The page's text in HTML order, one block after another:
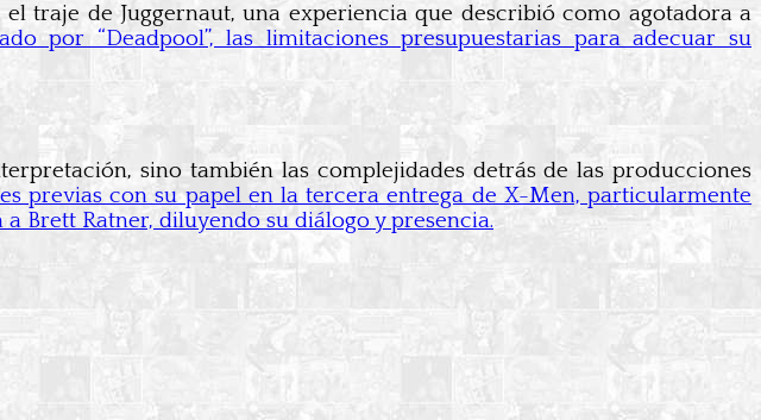
traje de Juggernaut, una experiencia que describió como agotadora a
por “Deadpool”, las limitaciones presupuestarias para adecuar su
sino también las complejidades detrás de las producciones
previas con su papel en la tercera entrega de X-Men, particularmente
Brett Ratner, diluyendo su diálogo y presencia.